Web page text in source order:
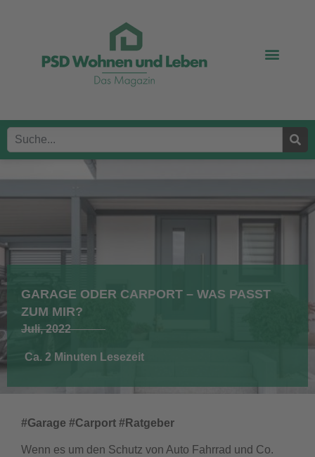
GARAGE ODER CARPORT – WAS PASST
ZUM MIR?
Juli, 2022
Ca. 2 Minuten Lesezeit
#Garage #Carport #Ratgeber
Wenn es um den Schutz von Auto Fahrrad und Co.